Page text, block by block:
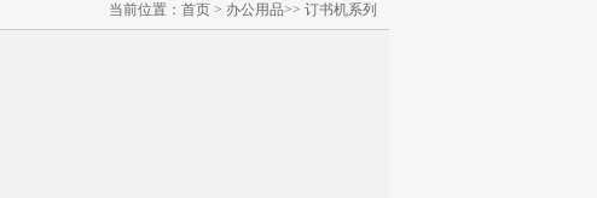
当前位置： 首页 > 办公用品>> 订书机系列